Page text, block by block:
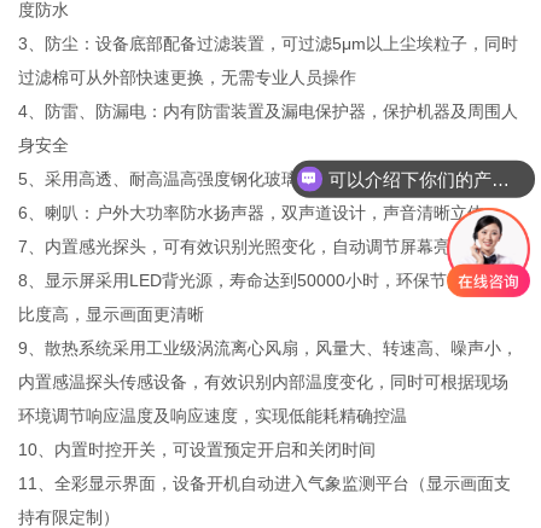
度防水
3、防尘：设备底部配备过滤装置，可过滤5μm以上尘埃粒子，同时
过滤棉可从外部快速更换，无需专业人员操作
4、防雷、防漏电：内有防雷装置及漏电保护器，保护机器及周围人
身安全
5、采用高透、耐高温高强度钢化玻璃，防火、防划、防爆
6、喇叭：户外大功率防水扬声器，双声道设计，声音清晰立体
7、内置感光探头，可有效识别光照变化，自动调节屏幕亮度
8、显示屏采用LED背光源，寿命达到50000小时，环保节能动态对
比度高，显示画面更清晰
9、散热系统采用工业级涡流离心风扇，风量大、转速高、噪声小，
内置感温探头传感设备，有效识别内部温度变化，同时可根据现场
环境调节响应温度及响应速度，实现低能耗精确控温
10、内置时控开关，可设置预定开启和关闭时间
11、全彩显示界面，设备开机自动进入气象监测平台（显示画面支
持有限定制）
可以介绍下你们的产品么？